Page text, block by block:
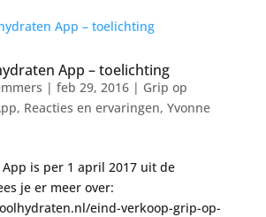
App – toelichting
| feb 29, 2016| Grip op
, Reacties en ervaringen, Yvonne
is per 1 april 2017 uit de
je er meer over:
eind-verkoop-grip-op-